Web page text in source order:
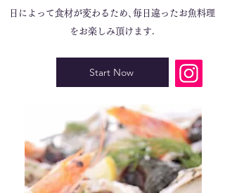
日によって食材が変わるため､毎日違ったお魚料理
をお楽しみ頂けます.
Start Now